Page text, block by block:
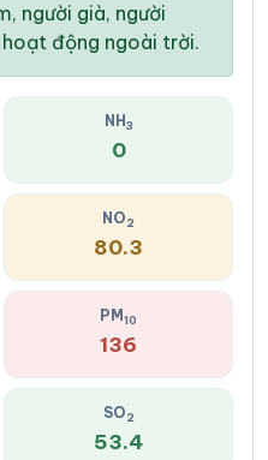
người già, người
động ngoài trời.
NH 3
0
NO2
80.3
PM10
136
SO2
53.4